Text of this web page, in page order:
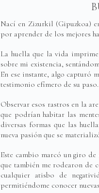
Nací en Zizurkil (Gipuzkoa)
por aprender de los mejores
La huella que la vida
sobre mi existencia,
En ese instante, algo capturó
testimonio efímero de su paso.
Observar esos rastros en la
que podrían habitar las
diversas formas que las
nueva pasión que se
Este cambio marcó un giro
que también me rodearon de
cualquier atisbo de
permitiéndome conocer